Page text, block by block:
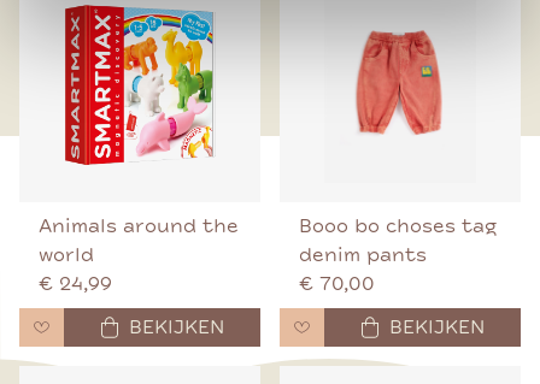
Animals around the
world
€ 24,99
BEKIJKEN
Booo bo choses tag
denim pants
€ 70,00
BEKIJKEN